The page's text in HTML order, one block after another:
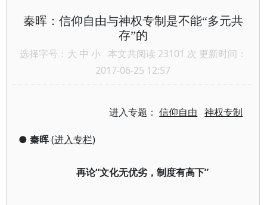
秦晖：信仰自由与神权专制是不能“多元共
存”的
选择字号： 大 中 小 本文共阅读 23101 次 更新时间：
2017-06-25 12:57
进入专题：信仰自由 神权专制
● 秦晖(进入专栏)
再论“文化无优劣，制度有高下”